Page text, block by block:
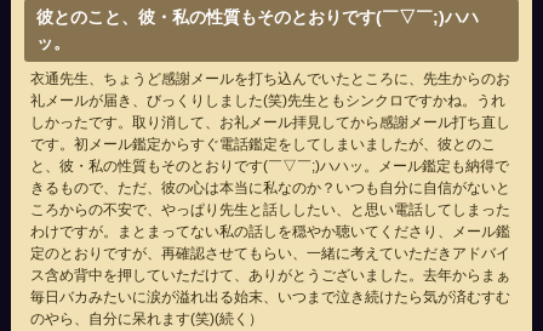
彼とのこと、彼・私の性質もそのとおりです(￣▽￣;)ハハ
ッ。
衣通先生、ちょうど感謝メールを打ち込んでいたところに、先生からのお
礼メールが届き、びっくりしました(笑)先生ともシンクロですかね。うれ
しかったです。取り消して、お礼メール拝見してから感謝メール打ち直し
です。初メール鑑定からすぐ電話鑑定をしてしまいましたが、彼とのこ
と、彼・私の性質もそのとおりです(￣▽￣;)ハハッ。メール鑑定も納得で
きるもので、ただ、彼の心は本当に私なのか？いつも自分に自信がないと
ころからの不安で、やっぱり先生と話ししたい、と思い電話してしまった
わけですが。まとまってない私の話しを穏やか聴いてくださり、メール鑑
定のとおりですが、再確認させてもらい、一緒に考えていただきアドバイ
ス含め背中を押していただけて、ありがとうございました。去年からまぁ
毎日バカみたいに涙が溢れ出る始末、いつまで泣き続けたら気が済むすむ
のやら、自分に呆れます(笑)(続く）